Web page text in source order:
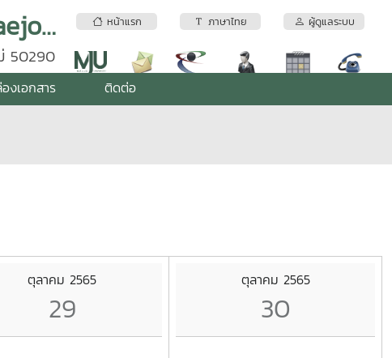
หน้าแรก ภาษาไทย ผู้ดูแลระบบ
อุทยานวิทยาศาสตร์เทคโนโลยีเกษตรและอาหาร | Maejo Agro Food Park (MAP)
50290
งเอกสาร ติดต่อ
ตุลาคม 2565
29
ตุลาคม 2565
30